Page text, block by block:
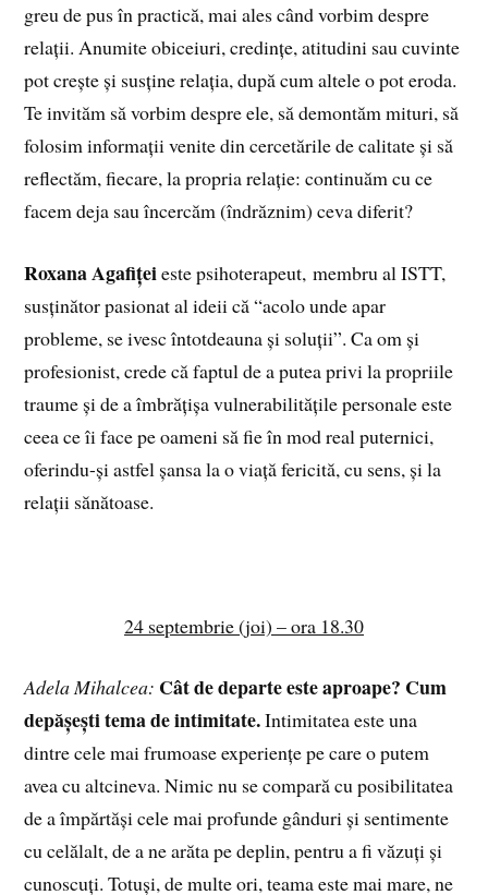
greu de pus în practică, mai ales când vorbim despre
relații. Anumite obiceiuri, credințe, atitudini sau cuvinte
pot crește și susține relația, după cum altele o pot eroda.
Te invităm să vorbim despre ele, să demontăm mituri, să
folosim informații venite din cercetările de calitate și să
reflectăm, fiecare, la propria relație: continuăm cu ce
facem deja sau încercăm (îndrăznim) ceva diferit?
Roxana Agafițeieste psihoterapeut, membru al ISTT,
susținător pasionat al ideii că “acolo unde apar
probleme, se ivesc întotdeauna și soluții”. Ca om și
profesionist, crede că faptul de a putea privi la propriile
traume și de a îmbrățișa vulnerabilitățile personale este
ceea ce îi face pe oameni să fie în mod real puternici,
oferindu-și astfel șansa la o viață fericită, cu sens, și la
relații sănătoase.
24 septembrie (joi) – ora 18.30
Adela Mihalcea: Cât de departe este aproape? Cum
depășești tema de intimitate.Intimitatea este una
dintre cele mai frumoase experiențe pe care o putem
avea cu altcineva. Nimic nu se compară cu posibilitatea
de a împărtăși cele mai profunde gânduri și sentimente
cu celălalt, de a ne arăta pe deplin, pentru a fi văzuți și
cunoscuți. Totuși, de multe ori, teama este mai mare, ne